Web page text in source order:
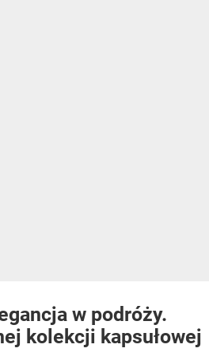
w podróży.
kolekcji kapsułowej